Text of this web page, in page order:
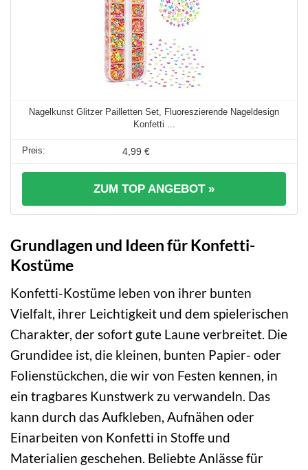
Nagelkunst Glitzer Pailletten Set, Fluoreszierende Nageldesign
Konfetti ...
4,99 €
ZUM TOP ANGEBOT »
Grundlagen und Ideen für Konfetti-
Kostüme
Konfetti-Kostüme leben von ihrer bunten
Vielfalt, ihrer Leichtigkeit und dem spielerischen
Charakter, der sofort gute Laune verbreitet. Die
Grundidee ist, die kleinen, bunten Papier- oder
Folienstückchen, die wir von Festen kennen, in
ein tragbares Kunstwerk zu verwandeln. Das
kann durch das Aufkleben, Aufnähen oder
Einarbeiten von Konfetti in Stoffe und
Materialien geschehen. Beliebte Anlässe für